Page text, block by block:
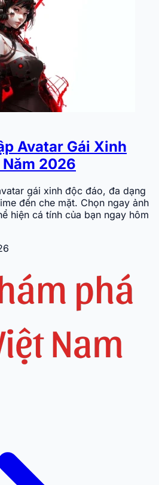
Avatar Gái Xinh
2026
gái xinh độc đáo, đa dạng
đến che mặt. Chọn ngay ảnh
hiện cá tính của bạn ngay hôm